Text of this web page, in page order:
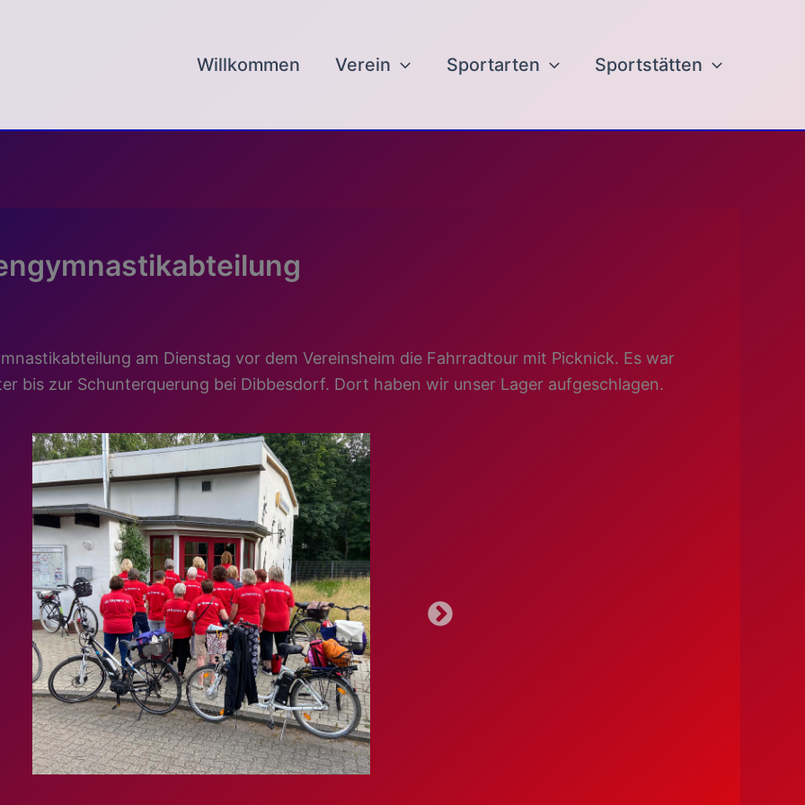
Willkommen Verein Sportarten Sportstätten
am Dienstag vor dem Vereinsheim die Fahrradtour mit Picknick. Es war
bis zur Schunterquerung bei Dibbesdorf. Dort haben wir unser Lager aufgeschlagen.